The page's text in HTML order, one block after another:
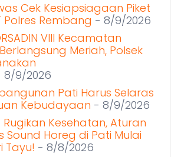
Cek Kesiapsiagaan Piket
Polres Rembang - 8/9/2026
VIII Kecamatan
Meriah, Polsek
8/9/2026
Pati Harus Selaras
Kebudayaan - 8/9/2026
Rugikan Kesehatan, Aturan
Sound Horeg di Pati Mulai
Tayu! - 8/8/2026